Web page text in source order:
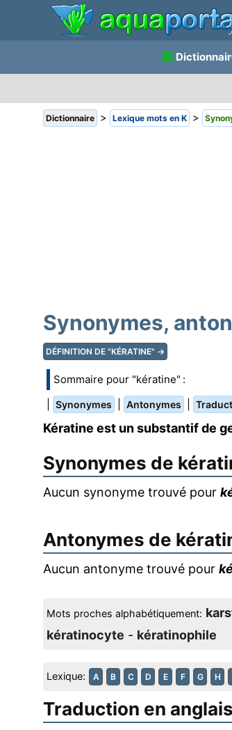
Dictionnaire > Lexique mots en K >
Synonymes,
DÉFINITION DE "KÉRATINE" →
Sommaire pour "kératine" :
Synonymes Antonymes
Kératine est un substantif de
Synonymes de
Aucun synonyme trouvé pour
Antonymes de
Aucun antonyme trouvé pour
Mots proches alphabétiquement:
kératinocyte - kératinophile
Lexique: A B C D E F G H
Traduction en anglais